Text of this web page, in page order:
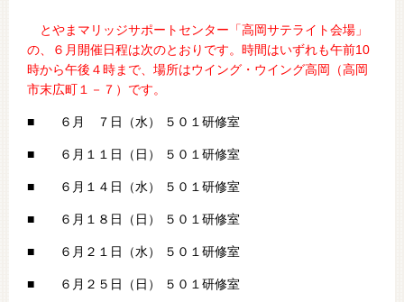
とやまマリッジサポートセンター「高岡サテライト会場」
の、６ 月開催日程は次のとおりです。時間はいずれも午前10
時から午後４時まで、場所はウイング・ウイング高岡（高岡
市末広町１－７）です。
■ ６月 ７日（水） ５０１研修室
■ ６月１１日（日） ５０１研修室
■ ６月１４日（水） ５０１研修室
■ ６月１８日（日） ５０１研修室
■ ６月２１日（水） ５０１研修室
■ ６月２５日（日） ５０１研修室